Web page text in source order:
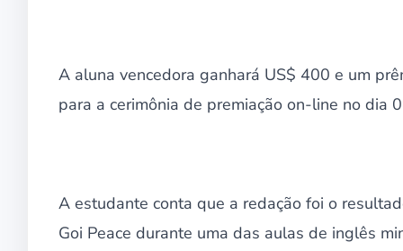
A aluna vencedora ganhará US$ 400 e um
para a cerimônia de premiação on-line no dia
A estudante conta que a redação foi o
Goi Peace durante uma das aulas de inglês